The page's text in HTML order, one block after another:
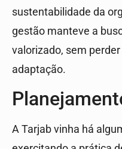
sustentabilidade da
gestão manteve a
valorizado, sem
adaptação.
A Tarjab vinha há